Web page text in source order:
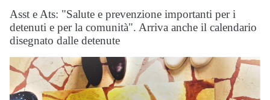
Asst e Ats: "Salute e prevenzione importanti per i
detenuti e per la comunità". Arriva anche il calendario
disegnato dalle detenute